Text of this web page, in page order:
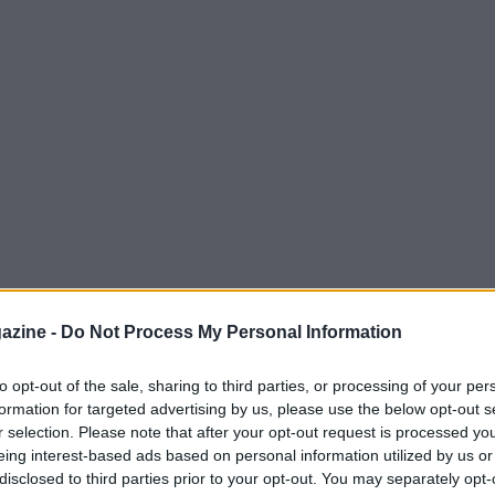
- Do Not Process My Personal Information
opt-out of the sale, sharing to third parties, or processing of your
for targeted advertising by us, please use the below opt-out
selection. Please note that after your opt-out request is processed
interest-based ads based on personal information utilized by us
to third parties prior to your opt-out. You may separately
che punta più al lato umano e alla
le dichiarazioni riportate da
la squadra abbia messo in campo una
fino all’ultimo possesso. In questo
che hanno fatto la differenza,